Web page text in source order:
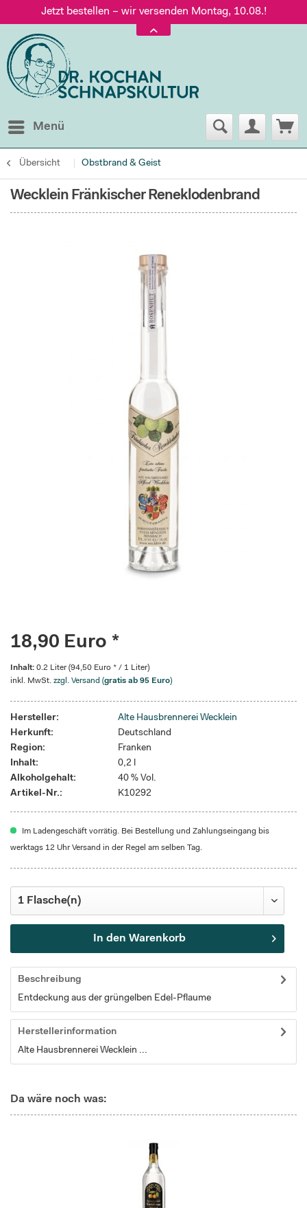
Jetzt bestellen – wir versenden Montag, 10.08.!
Versand nur 5,60 €, gratis ab 95 € Warenwert
Jetzt bestellen – wir versenden Montag, 10.08.!
Menü
Übersicht Obstbrand & Geist
Wecklein Fränkischer Reneklodenbrand
18,90 Euro *
Inhalt: 0.2 Liter (94,50 Euro * / 1 Liter)
inkl. MwSt. zzgl. Versand (gratis ab 95 Euro)
Hersteller:
Alte Hausbrennerei Wecklein
Herkunft:
Deutschland
Region:
Franken
Inhalt:
0,2 l
Alkoholgehalt:
40 % Vol.
Artikel-Nr.:
K10292
Im Ladengeschäft vorrätig. Bei Bestellung und Zahlungseingang bis
werktags 12 Uhr Versand in der Regel am selben Tag.
In den Warenkorb
Beschreibung
Entdeckung aus der grüngelben Edel-Pflaume
Herstellerinformation
Alte Hausbrennerei Wecklein ...
Da wäre noch was: